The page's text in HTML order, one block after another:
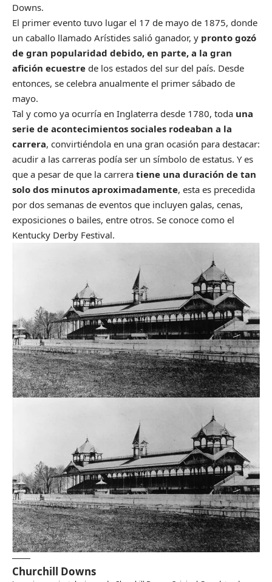
Downs.
El primer evento tuvo lugar el 17 de mayo de 1875, donde
un caballo llamado Arístides salió ganador, y pronto gozó
de gran popularidad debido, en parte, a la gran
afición ecuestre de los estados del sur del país. Desde
entonces, se celebra anualmente el primer sábado de
mayo.
Tal y como ya ocurría en Inglaterra desde 1780, toda una
serie de acontecimientos sociales rodeaban a la
carrera, convirtiéndola en una gran ocasión para destacar:
acudir a las carreras podía ser un símbolo de estatus. Y es
que a pesar de que la carrera tiene una duración de tan
solo dos minutos aproximadamente, esta es precedida
por dos semanas de eventos que incluyen galas, cenas,
exposiciones o bailes, entre otros. Se conoce como el
Kentucky Derby Festival.
Churchill Downs